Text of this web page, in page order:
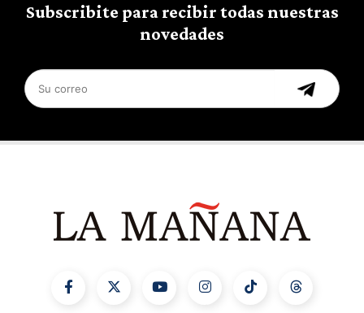
Subscribite para recibir todas nuestras
novedades